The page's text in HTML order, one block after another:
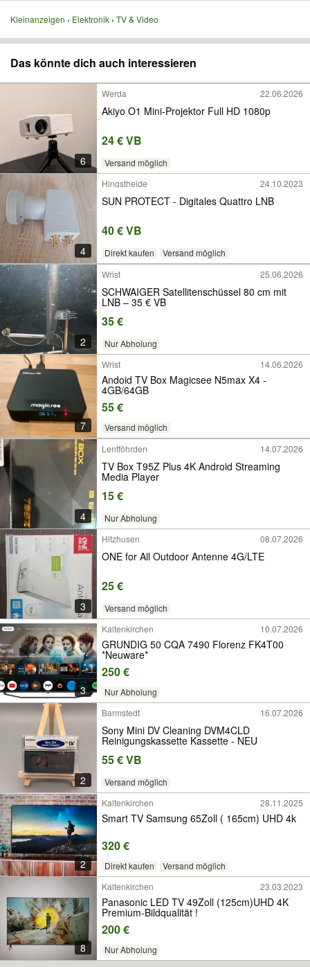
Kleinanzeigen Elektronik TV & Video
Das könnte dich auch interessieren
6
Werda 22.06.2026
Akiyo O1 Mini-Projektor Full HD 1080p
24 € VB
Versand möglich
4
Hingstheide 24.10.2023
SUN PROTECT - Digitales Quattro LNB
40 € VB
Direkt kaufen Versand möglich
2
Wrist 25.06.2026
SCHWAIGER Satellitenschüssel 80 cm mit
LNB – 35 € VB
35 €
Nur Abholung
7
Wrist 14.06.2026
Andoid TV Box Magicsee N5max X4 -
4GB/64GB
55 €
Versand möglich
4
Lentföhrden 14.07.2026
TV Box T95Z Plus 4K Android Streaming
Media Player
15 €
Nur Abholung
3
Hitzhusen 08.07.2026
ONE for All Outdoor Antenne 4G/LTE
25 €
Versand möglich
3
Kaltenkirchen 10.07.2026
GRUNDIG 50 CQA 7490 Florenz FK4T00
*Neuware*
250 €
Nur Abholung
2
Barmstedt 16.07.2026
Sony Mini DV Cleaning DVM4CLD
Reinigungskassette Kassette - NEU
55 € VB
Versand möglich
2
Kaltenkirchen 28.11.2025
Smart TV Samsung 65Zoll ( 165cm) UHD 4k
320 €
Direkt kaufen Versand möglich
8
Kaltenkirchen 23.03.2023
Panasonic LED TV 49Zoll (125cm)UHD 4K
Pre­mium-​Bild­qua­li­tät !
200 €
Nur Abholung